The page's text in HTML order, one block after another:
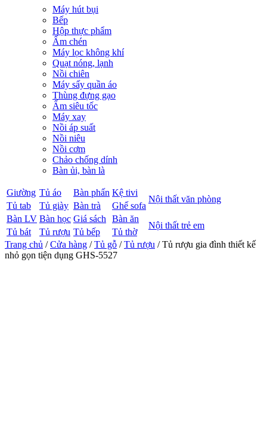
Máy hút bụi
Bếp
Hộp thực phẩm
Ấm chén
Máy lọc không khí
Quạt nóng, lạnh
Nồi chiên
Máy sấy quần áo
Thùng đựng gạo
Ấm siêu tốc
Máy xay
Nồi áp suất
Nồi niêu
Nồi cơm
Chảo chống dính
Bàn ủi, bàn là
Giường Tủ áo Bàn phấn Kệ tivi
Nội thất văn phòng
Tủ tab Tủ giày Bàn trà
Ghế sofa
Bàn LV Bàn học Giá sách Bàn ăn
Nội thất trẻ em
Tủ bát Tủ rượu Tủ bếp
Tủ thờ
Trang chủ /Cửa hàng /Tủ gỗ /Tủ rượu / Tủ rượu gia đình thiết kế
nhỏ gọn tiện dụng GHS-5527